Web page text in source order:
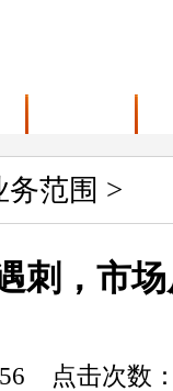
务范围 >
刺，市
点击次数